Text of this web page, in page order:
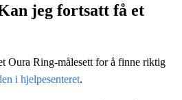
jeg fortsatt få et
Oura Ring-målesett for å finne riktig
i hjelpesenteret.